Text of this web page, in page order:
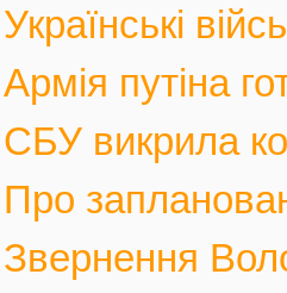
Українські
Армія путіна
СБУ викрила
Про
Звернення